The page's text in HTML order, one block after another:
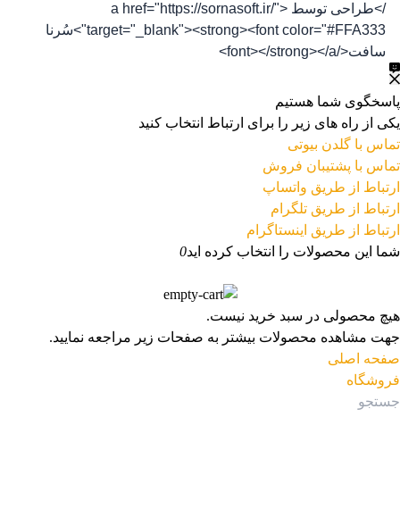
/>طراحی توسط <a href="https://sornasoft.ir/"
target="_blank"><strong><font color="#FFA333">سُرنا
سافت</font></strong></a>
پاسخگوی شما هستیم
یکی از راه های زیر را برای ارتباط انتخاب کنید
تماس با گلدن بیوتی
تماس با پشتیبان فروش
ارتباط از طریق واتساپ
ارتباط از طریق تلگرام
ارتباط از طریق اینستاگرام
شما این محصولات را انتخاب کرده اید0
هیچ محصولی در سبد خرید نیست.
جهت مشاهده محصولات بیشتر به صفحات زیر مراجعه نمایید.
صفحه اصلی
فروشگاه